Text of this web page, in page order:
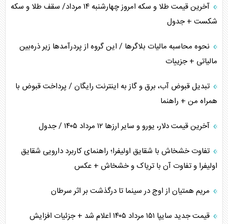
آخرین قیمت طلا و سکه امروز چهارشنبه ۱۴ مرداد/ سقف طلا و سکه
شکست + جدول
نحوه محاسبه مالیات بلاگر‌ها / این گروه از پردرآمد‌ها زیر ذره‌بین
مالیاتی + جزییات
تبدیل قبوض آب، برق و گاز به اینترنت رایگان / پرداخت قبوض با
همراه من + راهنما
آخرین قیمت دلار، یورو و سایر ارز‌ها ۱۲ مرداد ۱۴۰۵ / جدول
تفاوت خشخاش با شقایق اولیفرا؛ راهنمای کاربرد دارویی شقایق
اولیفرا و تفاوت آن با تریاک و خشخاش + عکس
مریم همتیان از اوج در سینما تا درگذشت بر اثر سرطان
قیمت جدید سایپا ۱۵۱ مرداد ۱۴۰۵ اعلام شد + جزئیات افزایش